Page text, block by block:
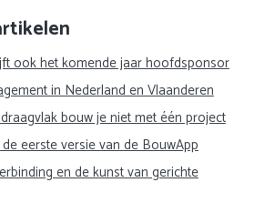
ook het komende jaar hoofdsponsor
in Nederland en Vlaanderen
bouw je niet met één project
eerste versie van de BouwApp
en de kunst van gerichte